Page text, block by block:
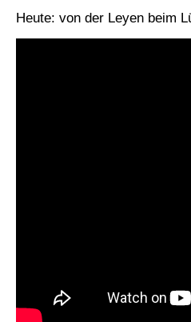
Heute: von der Leyen beim